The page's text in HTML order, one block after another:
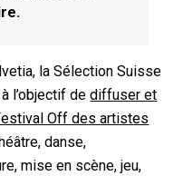
la Sélection Suisse
l’objectif dediffuser et
Off des artistes
danse,
mise en scène, jeu,